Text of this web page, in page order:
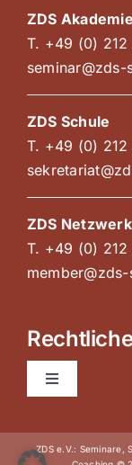
ZDS Akademie
T. +49 (0)
ZDS Schule
T. +49 (0) 212
ZDS Netzwerk
T. +49 (0) 212
Toggle
ZDS e.V.: Seminare,